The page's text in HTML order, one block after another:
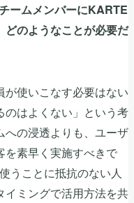
ームメンバーにKARTE
どのようなことが必要だ
が使いこなす必要はない
のはよくない」という考
への浸透よりも、ユーザ
を素早く実施すべきで
うことに抵抗のない人
イミングで活用方法を共